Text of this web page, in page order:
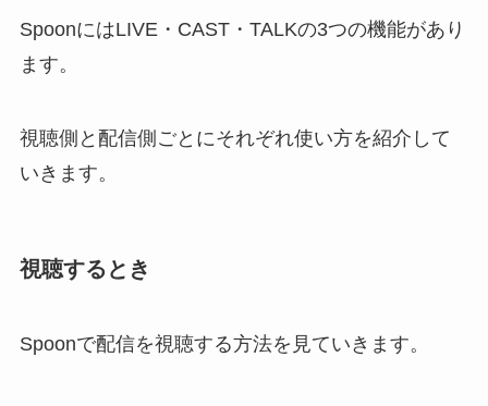
SpoonにはLIVE・CAST・TALKの3つの機能があり
ます。
視聴側と配信側ごとにそれぞれ使い方を紹介して
いきます。
視聴するとき
Spoonで配信を視聴する方法を見ていきます。